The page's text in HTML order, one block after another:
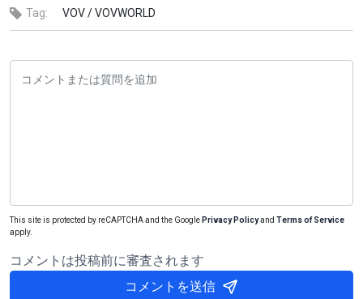
Tag: VOV /VOVWORLD
This site is protected by reCAPTCHA and the Google Privacy Policyand Terms of Service
apply.
コメントは投稿前に審査されます
コメントを送信